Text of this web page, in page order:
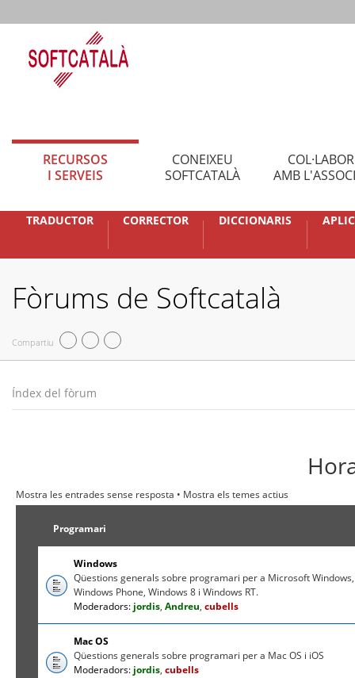
RECURSOS
I SERVEIS
CONEIXEU
SOFTCATALÀ
AMB
TRADUCTOR CORRECTOR DICCIONARIS
Fòrums de Softcatalà
Compartiu
Índex del fòrum
Mostra les entrades sense resposta • Mostra els temes actius
Programari
Windows
Qüestions generals sobre programari per a Microsoft Windows,
Windows Phone, Windows 8 i Windows RT.
Moderadors: jordis,Andreu,cubells
Mac OS
Qüestions generals sobre programari per a Mac OS i iOS
Moderadors: jordis,cubells